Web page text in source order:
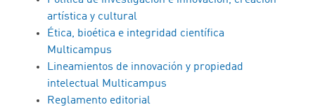
artística y cultural
Ética, bioética e integridad científica
Multicampus
Lineamientos de innovación y propiedad
intelectual Multicampus
Reglamento editorial